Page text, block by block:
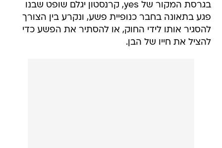
בגרסת המקור של yes, קרנסטון יגלם שופט שבנו
פגע בתאונה בחבר כנופיית פשע, ונקרע בין הצורך
להסגיר אותו לידי החוק, או להסתיר את הפשע כדי
להציל את חייו של הבן.